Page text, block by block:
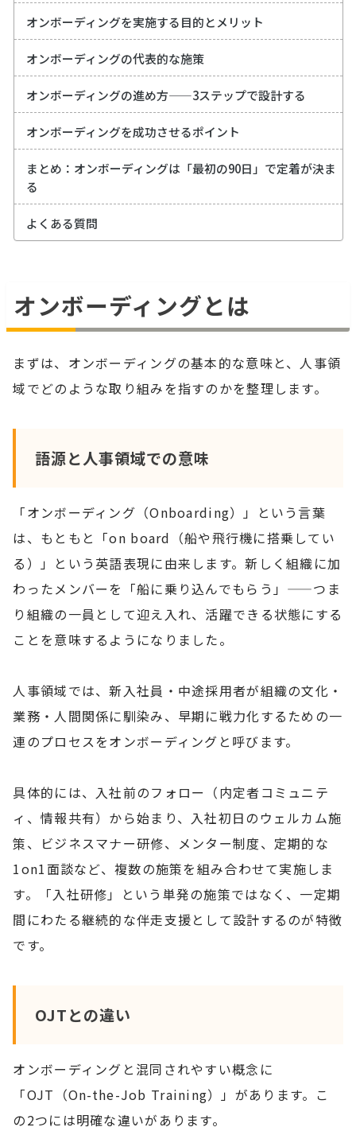
オンボーディングを実施する目的とメリット
オンボーディングの代表的な施策
オンボーディングの進め方——3ステップで設計する
オンボーディングを成功させるポイント
まとめ：オンボーディングは「最初の90日」で定着が決ま
る
よくある質問
オンボーディングとは
まずは、オンボーディングの基本的な意味と、人事領
域でどのような取り組みを指すのかを整理します。
語源と人事領域での意味
「オンボーディング（Onboarding）」という言葉
は、もともと「on board（船や飛行機に搭乗してい
る）」という英語表現に由来します。新しく組織に加
わったメンバーを「船に乗り込んでもらう」——つま
り組織の一員として迎え入れ、活躍できる状態にする
ことを意味するようになりました。
人事領域では、新入社員・中途採用者が組織の文化・
業務・人間関係に馴染み、早期に戦力化するための一
連のプロセスをオンボーディングと呼びます。
具体的には、入社前のフォロー（内定者コミュニテ
ィ、情報共有）から始まり、入社初日のウェルカム施
策、ビジネスマナー研修、メンター制度、定期的な
1on1面談など、複数の施策を組み合わせて実施しま
す。「入社研修」という単発の施策ではなく、一定期
間にわたる継続的な伴走支援として設計するのが特徴
です。
OJTとの違い
オンボーディングと混同されやすい概念に
「OJT（On-the-Job Training）」があります。こ
の2つには明確な違いがあります。